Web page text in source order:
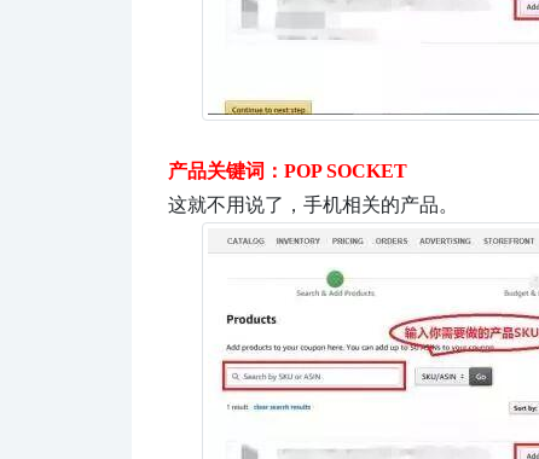
产品关键词：POP SOCKET
这就不用说了，手机相关的产品。